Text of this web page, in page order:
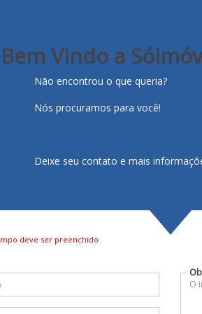
- VENDA - LOCAÇÃO - ADMINISTRAÇÃO -
- FINANCIAMENTO - AVALIAÇÃO GRATUITA
Bem Vindo a
Não encontrou o que queria?
Nós procuramos para você!
Deixe seu contato e mais
deve ser preenchido